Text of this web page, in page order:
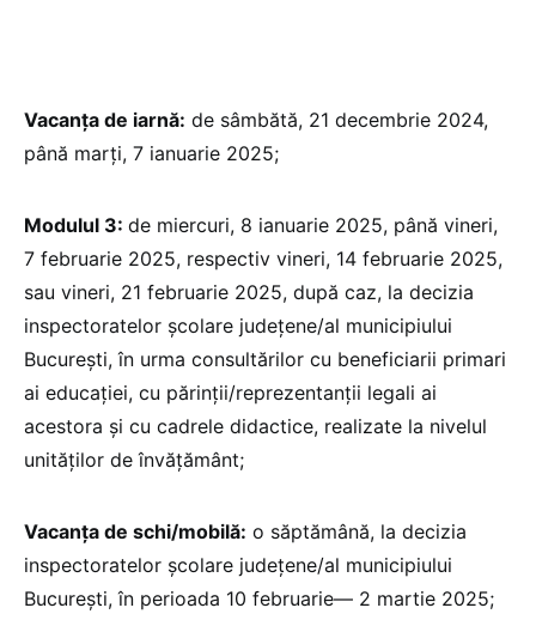
Vacanța de iarnă: de sâmbătă, 21 decembrie 2024,
până marți, 7 ianuarie 2025;
Modulul 3: de miercuri, 8 ianuarie 2025, până vineri,
7 februarie 2025, respectiv vineri, 14 februarie 2025,
sau vineri, 21 februarie 2025, după caz, la decizia
inspectoratelor școlare județene/al municipiului
București, în urma consultărilor cu beneficiarii primari
ai educației, cu părinții/reprezentanții legali ai
acestora și cu cadrele didactice, realizate la nivelul
unităților de învățământ;
Vacanța de schi/mobilă: o săptămână, la decizia
inspectoratelor școlare județene/al municipiului
București, în perioada 10 februarie— 2 martie 2025;